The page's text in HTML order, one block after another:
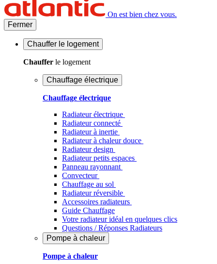
On est bien chez vous.
Fermer
Chauffer le logement
Chauffer le logement
Chauffage électrique
Chauffage électrique
Radiateur électrique
Radiateur connecté
Radiateur à inertie
Radiateur à chaleur douce
Radiateur design
Radiateur petits espaces
Panneau rayonnant
Convecteur
Chauffage au sol
Radiateur réversible
Accessoires radiateurs
Guide Chauffage
Votre radiateur idéal en quelques clics
Questions / Réponses Radiateurs
Pompe à chaleur
Pompe à chaleur